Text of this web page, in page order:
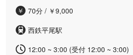
70分 / ￥9,000
西鉄平尾駅
12:00 ~ 3:00 (受付 12:00 ~ 3:00)